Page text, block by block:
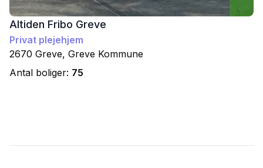
Altiden Fribo Greve
Privat plejehjem
2670 Greve, Greve Kommune
Antal boliger: 75